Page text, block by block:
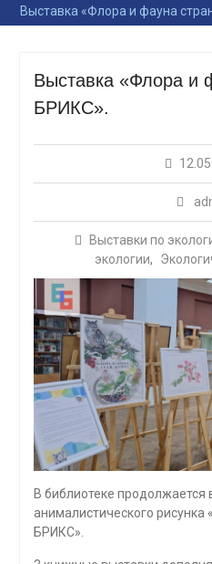
Выставка «Флора и фауна
Выставка «Флора и
БРИКС».
Выставки по
экологии,
В библиотеке продолжается
анималистического
БРИКС».